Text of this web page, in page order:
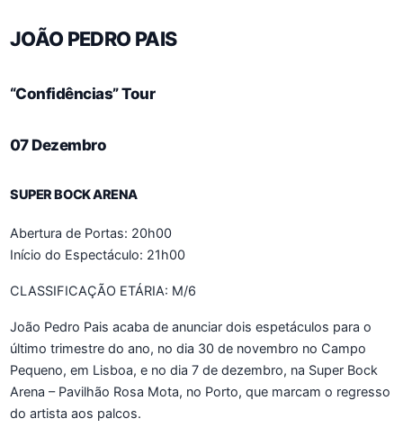
JOÃO PEDRO PAIS
“Confidências” Tour
07 Dezembro
SUPER BOCK ARENA
Abertura de Portas: 20h00
Início do Espectáculo: 21h00
CLASSIFICAÇÃO ETÁRIA: M/6
João Pedro Pais acaba de anunciar dois espetáculos para o
último trimestre do ano, no dia 30 de novembro no Campo
Pequeno, em Lisboa, e no dia 7 de dezembro, na Super Bock
Arena – Pavilhão Rosa Mota, no Porto, que marcam o regresso
do artista aos palcos.